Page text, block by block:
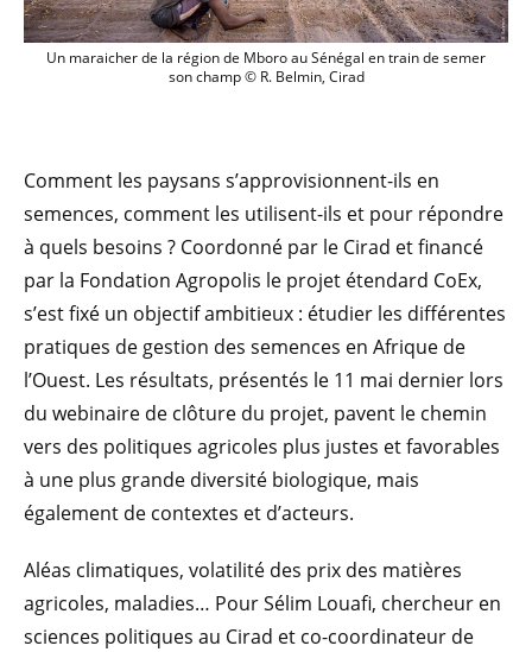
Un maraicher de la région de Mboro
Un maraicher de la région de Mboro au Sénégal en train de semer
son champ © R. Belmin, Cirad
Comment les paysans s’approvisionnent-ils en
semences, comment les utilisent-ils et pour répondre
à quels besoins ? Coordonné par le Cirad et financé
par la Fondation Agropolis le projet étendard CoEx,
s’est fixé un objectif ambitieux : étudier les différentes
pratiques de gestion des semences en Afrique de
l’Ouest. Les résultats, présentés le 11 mai dernier lors
du webinaire de clôture du projet, pavent le chemin
vers des politiques agricoles plus justes et favorables
à une plus grande diversité biologique, mais
également de contextes et d’acteurs.
Aléas climatiques, volatilité des prix des matières
agricoles, maladies… Pour Sélim Louafi, chercheur en
sciences politiques au Cirad et co-coordinateur de